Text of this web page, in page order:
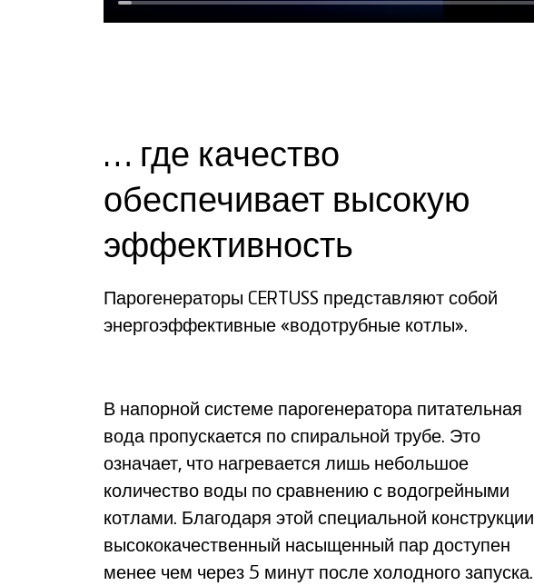
… где качество
обеспечивает высокую
эффективность
Парогенераторы CERTUSS представляют собой
энергоэффективные «водотрубные котлы».
В напорной системе парогенератора питательная
вода пропускается по спиральной трубе. Это
означает, что нагревается лишь небольшое
количество воды по сравнению с водогрейными
котлами. Благодаря этой специальной конструкции
высококачественный насыщенный пар доступен
менее чем через 5 минут после холодного запуска.